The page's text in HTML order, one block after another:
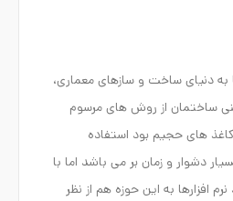
به دنیای ساخت و سازهای معماری،
ساختمان از روش های مرسوم
های حجیم بود استفاده
دشوار و زمان بر می باشد اما با
افزارها به این حوزه هم از نظر